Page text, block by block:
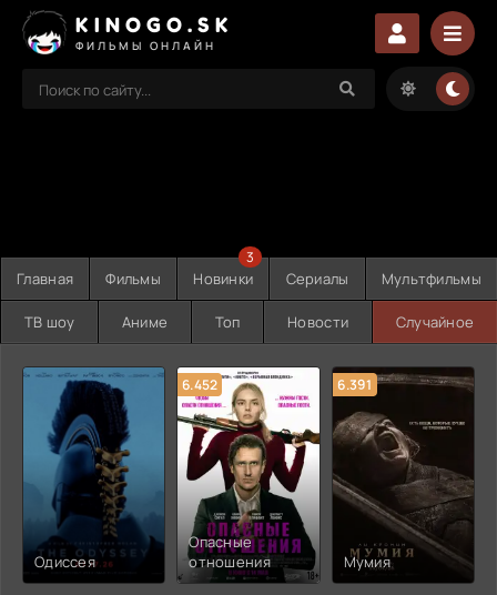
KINOGO.SK
ФИЛЬМЫ ОНЛАЙН
Главная Фильмы Новинки
3
Сериалы Мультфильмы
ТВ шоу Аниме Топ Новости Случайное
Одиссея
6.452
Опасные
отношения
6.391
Мумия